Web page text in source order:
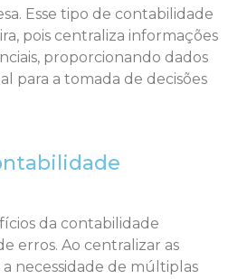
Esse tipo de contabilidade
pois centraliza informações
proporcionando dados
para a tomada de decisões
da contabilidade
erros. Ao centralizar as
necessidade de múltiplas